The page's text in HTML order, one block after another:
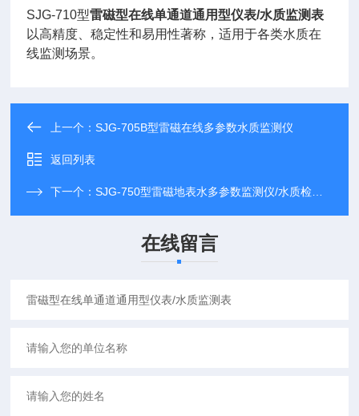
SJG-710型雷磁型在线单通道通用型仪表/水质监测表
以高精度、稳定性和易用性著称，适用于各类水质在
线监测场景。
上一个：SJG-705B型雷磁在线多参数水质监测仪
返回列表
下一个：SJG-750型雷磁地表水多参数监测仪/水质检测仪
在线留言